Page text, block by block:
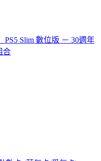
PS5 Slim 數位版 － 30週年
合